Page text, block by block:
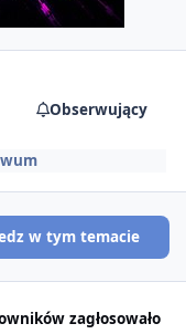
Obserwujący
w tym temacie
zagłosowało